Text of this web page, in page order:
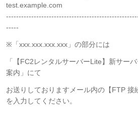
test.example.com
-----
※「xxx.xxx.xxx.xxx」の部分には
「【FC2レンタルサーバーLite】新サー
案内」にて
お送りしておりますメール内の【FTP 接
を入力してください。